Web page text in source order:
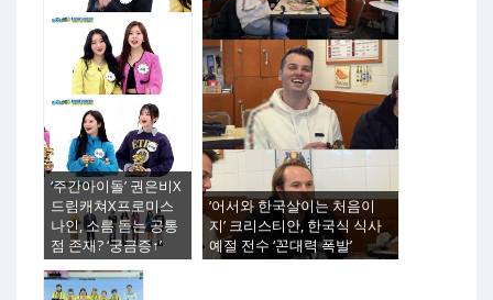
‘주간아이돌’ 권은비X
드림캐쳐X프로미스
나인, 소름 돋는 공통
점 존재? ‘궁금증↑’
‘어서와 한국살이는 처음이
지’ 크리스티안, 한국식 식사
예절 전수 ‘꼰대력 폭발’